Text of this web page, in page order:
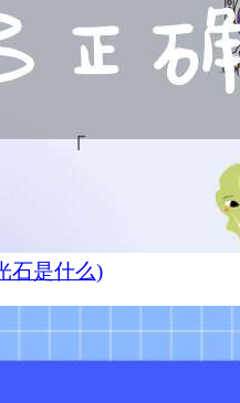
石是什么)